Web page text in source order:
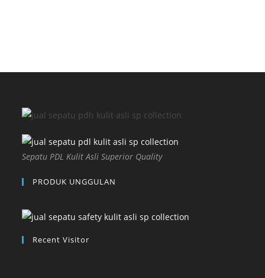
Sepatu PDL Kulit Asli Superior Quality
PRODUK UNGGULAN
Recent Visitor